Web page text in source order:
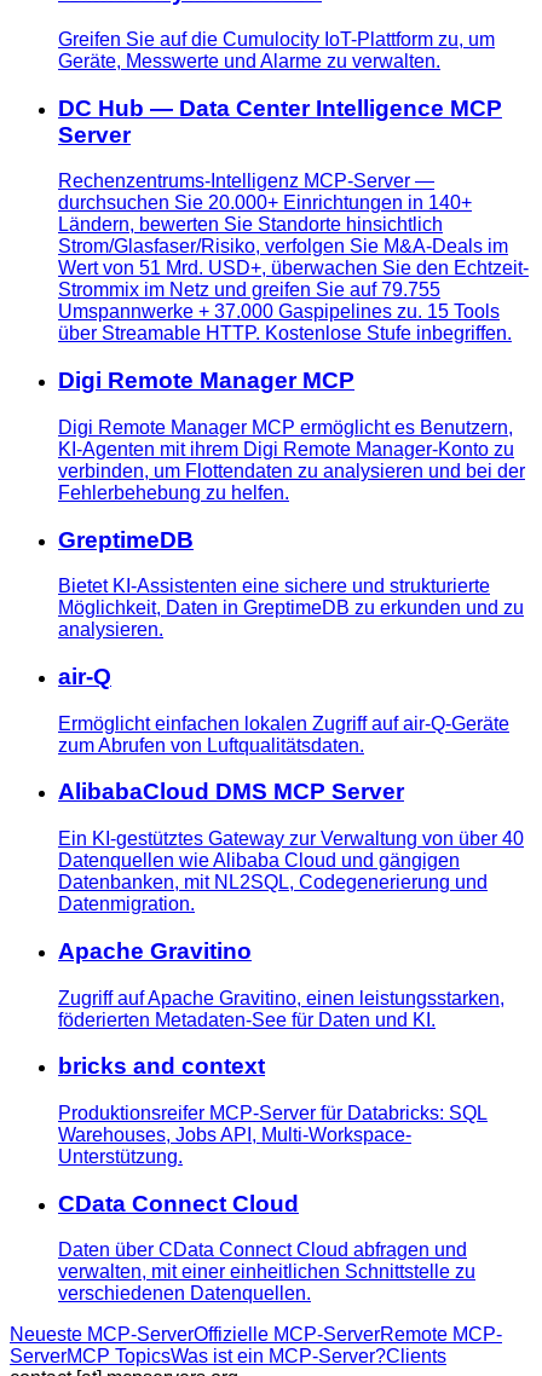
Greifen Sie auf die Cumulocity IoT-Plattform zu, um
Geräte, Messwerte und Alarme zu verwalten.
DC Hub — Data Center Intelligence MCP
Server
Rechenzentrums-Intelligenz MCP-Server —
durchsuchen Sie 20.000+ Einrichtungen in 140+
Ländern, bewerten Sie Standorte hinsichtlich
Strom/Glasfaser/Risiko, verfolgen Sie M&A-Deals im
Wert von 51 Mrd. USD+, überwachen Sie den Echtzeit-
Strommix im Netz und greifen Sie auf 79.755
Umspannwerke + 37.000 Gaspipelines zu. 15 Tools
über Streamable HTTP. Kostenlose Stufe inbegriffen.
Digi Remote Manager MCP
Digi Remote Manager MCP ermöglicht es Benutzern,
KI-Agenten mit ihrem Digi Remote Manager-Konto zu
verbinden, um Flottendaten zu analysieren und bei der
Fehlerbehebung zu helfen.
GreptimeDB
Bietet KI-Assistenten eine sichere und strukturierte
Möglichkeit, Daten in GreptimeDB zu erkunden und zu
analysieren.
air-Q
Ermöglicht einfachen lokalen Zugriff auf air-Q-Geräte
zum Abrufen von Luftqualitätsdaten.
AlibabaCloud DMS MCP Server
Ein KI-gestütztes Gateway zur Verwaltung von über 40
Datenquellen wie Alibaba Cloud und gängigen
Datenbanken, mit NL2SQL, Codegenerierung und
Datenmigration.
Apache Gravitino
Zugriff auf Apache Gravitino, einen leistungsstarken,
föderierten Metadaten-See für Daten und KI.
bricks and context
Produktionsreifer MCP-Server für Databricks: SQL
Warehouses, Jobs API, Multi-Workspace-
Unterstützung.
CData Connect Cloud
Daten über CData Connect Cloud abfragen und
verwalten, mit einer einheitlichen Schnittstelle zu
verschiedenen Datenquellen.
Neueste MCP-ServerOffizielle MCP-ServerRemote MCP-
ServerMCP TopicsWas ist ein MCP-Server?Clients